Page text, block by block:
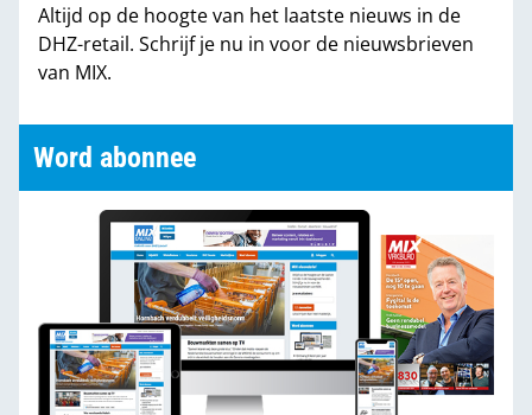
Altijd op de hoogte van het laatste nieuws in de
DHZ-retail. Schrijf je nu in voor de nieuwsbrieven
van MIX.
Word abonnee